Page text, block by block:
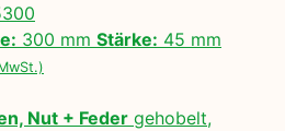
300 mm Stärke: 45 mm
Nut + Feder gehobelt,